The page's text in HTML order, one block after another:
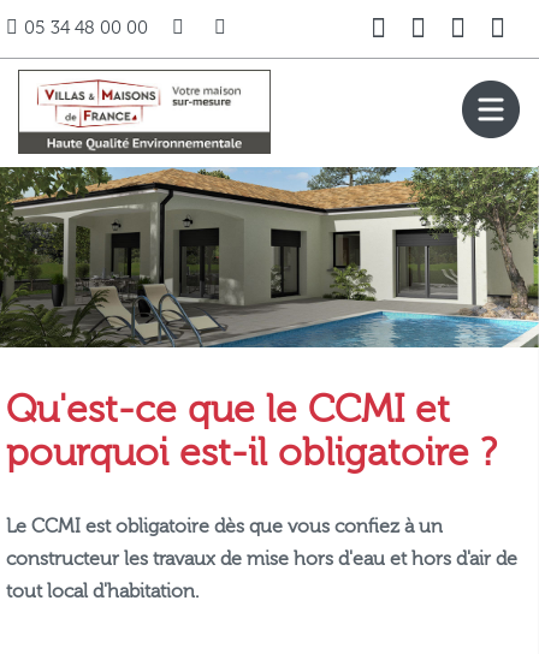
05 34 48 00 00
Qu'est-ce que le CCMI et
pourquoi est-il obligatoire ?
Le CCMI est obligatoire dès que vous confiez à un
constructeur les travaux de mise hors d'eau et hors d'air de
tout local d'habitation.